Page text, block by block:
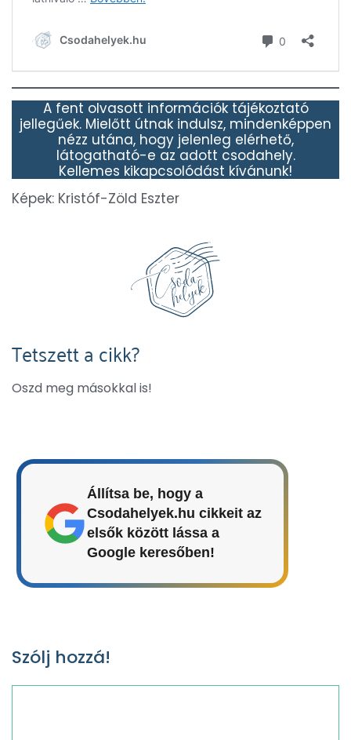
A fent olvasott információk tájékoztató
jellegűek. Mielőtt útnak indulsz, mindenképpen
nézz utána, hogy jelenleg elérhető,
látogatható-e az adott csodahely.
Kellemes kikapcsolódást kívánunk!
Képek: Kristóf-Zöld Eszter
Tetszett a cikk?
Oszd meg másokkal is!
Állítsa be, hogy a
Csodahelyek.hu cikkeit az
elsők között lássa a
Google keresőben!
Szólj hozzá!